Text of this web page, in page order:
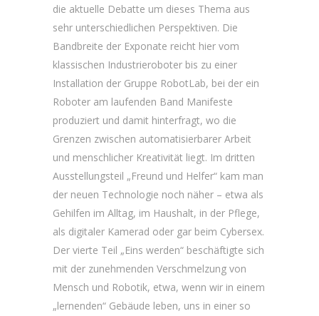
die aktuelle Debatte um dieses Thema aus
sehr unterschiedlichen Perspektiven. Die
Bandbreite der Exponate reicht hier vom
klassischen Industrieroboter bis zu einer
Installation der Gruppe RobotLab, bei der ein
Roboter am laufenden Band Manifeste
produziert und damit hinterfragt, wo die
Grenzen zwischen automatisierbarer Arbeit
und menschlicher Kreativität liegt. Im dritten
Ausstellungsteil „Freund und Helfer“ kam man
der neuen Technologie noch näher – etwa als
Gehilfen im Alltag, im Haushalt, in der Pflege,
als digitaler Kamerad oder gar beim Cybersex.
Der vierte Teil „Eins werden“ beschäftigte sich
mit der zunehmenden Verschmelzung von
Mensch und Robotik, etwa, wenn wir in einem
„lernenden“ Gebäude leben, uns in einer so